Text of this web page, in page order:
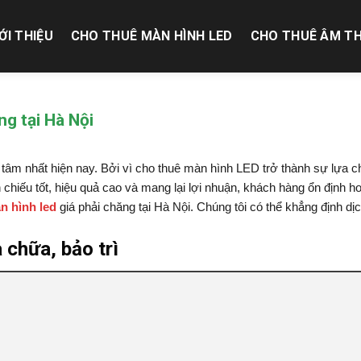
THIỆU CHO THUÊ MÀN HÌNH LED CHO THUÊ ÂM
tại Hà Nội
nhất hiện nay. Bởi vì cho thuê màn hình LED trở thành sự lựa
tốt, hiệu quả cao và mang lại lợi nhuận, khách hàng ổn định
hình led giá phải chăng tại Hà Nội. Chúng tôi có thể khẳng định
chữa, bảo trì